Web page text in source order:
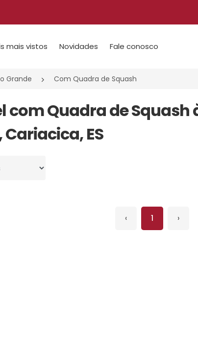
mais vistos Novidades Fale conosco
Grande Com Quadra de Squash
com Quadra de Squash
ES
‹ 1 ›